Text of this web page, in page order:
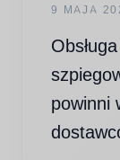
9 MAJA
powinni